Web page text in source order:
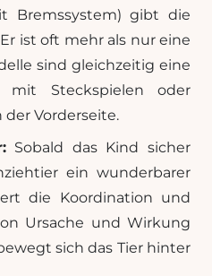
Bremssystem) gibt die
Er ist oft mehr als nur eine
sind gleichzeitig eine
mit Steckspielen oder
Vorderseite.
Sobald das Kind sicher
ein wunderbarer
die Koordination und
Ursache und Wirkung
sich das Tier hinter